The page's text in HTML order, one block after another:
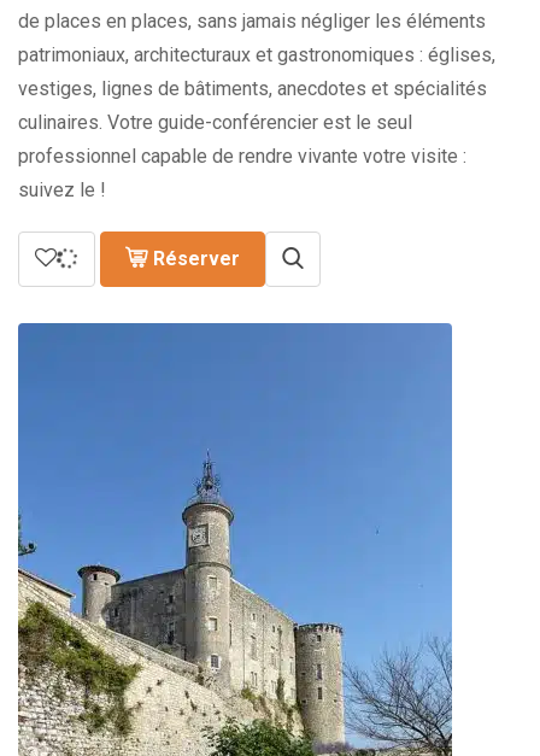
de places en places, sans jamais négliger les éléments
patrimoniaux, architecturaux et gastronomiques : églises,
vestiges, lignes de bâtiments, anecdotes et spécialités
culinaires. Votre guide-conférencier est le seul
professionnel capable de rendre vivante votre visite :
suivez le !
Réserver